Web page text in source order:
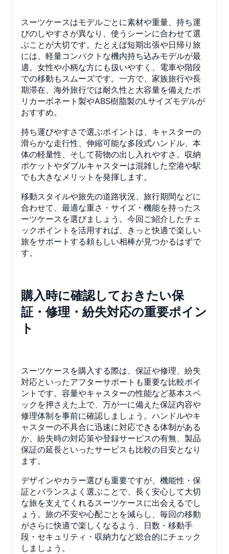
スーツケースはモデルごとに素材や重量、持ち運
びのしやすさが異なり、使うシーンに合わせて選
ぶことが大切です。たとえば短期出張や日帰り旅
には、軽量コンパクトな機内持ち込みモデルが最
適。女性や小柄な方にも扱いやすく、電車や階段
での移動もスムーズです。一方で、家族旅行や長
期滞在、海外旅行では耐久性と大容量を備えたポ
リカーボネート製やABS樹脂製のLサイズモデルが
おすすめ。
持ち運びやすさで選ぶポイントは、キャスターの
滑らかな走行性、伸縮可能な多段式ハンドル、本
体の軽量性、そして荷物の出し入れやすさ。収納
ポケットやダブルキャスターは混雑した空港や駅
でも大きなメリットを発揮します。
移動スタイルや旅先の道路状況、旅行期間などに
合わせて、最適な重さ・サイズ・機能を持ったス
ーツケースを選びましょう。今回ご紹介したチェ
ックポイントを活用すれば、きっと快適で楽しい
旅をサポートする頼もしい相棒が見つかるはずで
す。
購入時に確認しておきたい保
証・修理・紛失対応の重要ポイン
ト
スーツケースを購入する際は、保証や修理、紛失
対応といったアフターサポートも重要な比較ポイ
ントです。容量やキャスターの性能など基本スペ
ックを押さえた上で、万が一に備えた保証内容や
修理体制を事前に確認しましょう。ハンドルやキ
ャスターの不具合に迅速に対応できる体制がある
か、紛失時の対応策や登録サービスの有無、製品
保証の延長といったサービスも比較の目安となり
ます。
デザインやカラー選びも重要ですが、機能性・保
証とバランスよく選ぶことで、長く安心して大切
な旅を支えてくれるスーツケースに出会えるでし
ょう。旅の不安や心配ごとを減らし、毎回の移動
がさらに快適で楽しくなるよう、日数・移動手
段・セキュリティ・収納力など総合的にチェック
しましょう。